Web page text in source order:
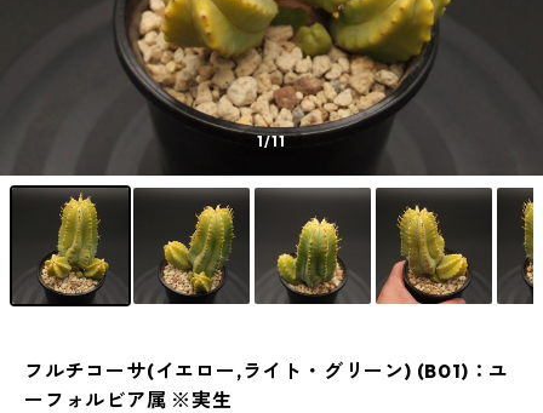
1/11
フルチコーサ(イエロー,ライト・グリーン) (B01)：ユ
ーフォルビア属 ※実生